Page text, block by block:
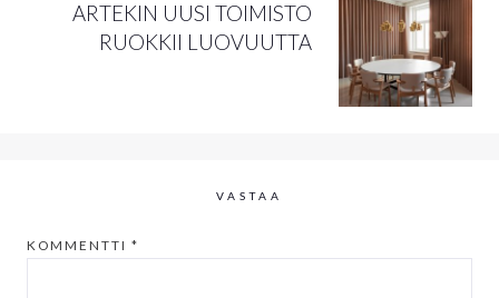
ARTEKIN UUSI TOIMISTO
RUOKKII LUOVUUTTA
VASTAA
KOMMENTTI *